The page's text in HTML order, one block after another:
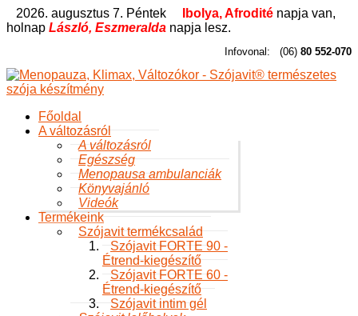
2026. augusztus 7. Péntek Ibolya, Afrodité napja van,
holnap László, Eszmeralda napja lesz.
Infovonal: (06) 80 552-070
Főoldal
A változásról
A változásról
Egészség
Menopausa ambulanciák
Könyvajánló
Videók
Termékeink
Szójavit termékcsalád
Szójavit FORTE 90 -
Étrend-kiegészítő
Szójavit FORTE 60 -
Étrend-kiegészítő
Szójavit intim gél